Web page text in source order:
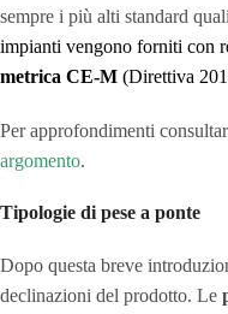
sempre i più alti standard
impianti vengono forniti con
metrica CE-M (Direttiva
Per approfondimenti
argomento.
Tipologie di pese a ponte
Dopo questa breve
declinazioni del prodotto. Le